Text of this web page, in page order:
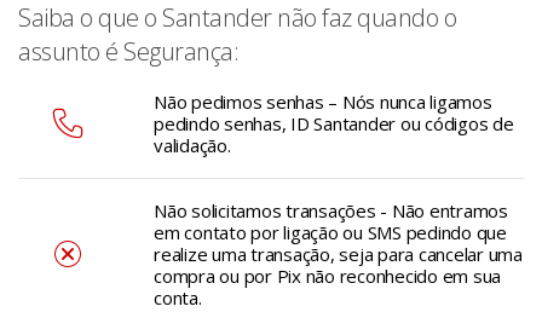
Saiba o que o Santander não faz quando o
assunto é Segurança:
Não pedimos senhas – Nós nunca ligamos
pedindo senhas, ID Santander ou códigos de
validação.
Não solicitamos transações - Não entramos
em contato por ligação ou SMS pedindo que
realize uma transação, seja para cancelar uma
compra ou por Pix não reconhecido em sua
conta.